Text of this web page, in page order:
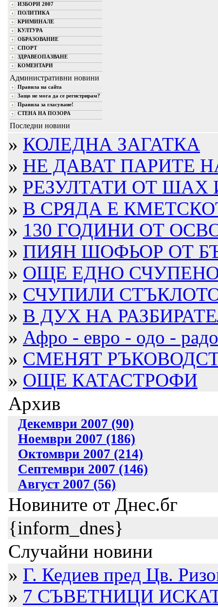
ИЗБОРИ 2007
ПОЛИТИКА
КРИМИНАЛЕ
КУЛТУРА
ОБРАЗОВАНИЕ
СПОРТ
ЗДРАВЕОПАЗВАНЕ
КОМЕНТАРИ
Административни новини
Правила на сайта
Защо не мога да се регистрирам?
Правила за гласуване!
СТЕНА НА ПОЗОРА
Последни новини
» КОЛЕДНА ЗАГАТКА
» НЕ ДАВАТ ПАРИТЕ
» РЕЗУЛТАТИ ОТ ШАХ
» В СРЯДА Е
» 130 ГОДИНИ ОТ
» ПИЯН ШОФЬОР ОТ
» ОЩЕ ЕДНО
» СЧУПИЛИ
» В ДУХ НА
» Афро - евро - одо -
» СМЕНЯТ
» ОЩЕ КАТАСТРОФИ
Архив
Декември 2007 (90)
Ноември 2007 (186)
Октомври 2007 (214)
Септември 2007 (146)
Август 2007 (56)
Новините от Днес.бг
{inform_dnes}
Случайни новини
» Г. Кедиев пред Цв.
» 7 СЪВЕТНИЦИ